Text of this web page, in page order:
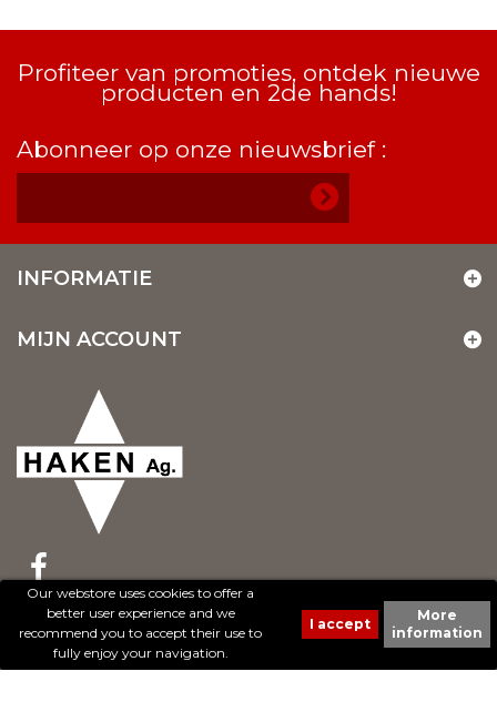
Our webstore uses cookies to offer a
better user experience and we
recommend you to accept their use to
fully enjoy your navigation.
More
information
Profiteer van promoties, ontdek nieuwe
producten en 2de hands!
Abonneer op onze nieuwsbrief :
INFORMATIE
MIJN ACCOUNT
© 2017 - Cheval Liberté. Tous droits réservés.
Création de sites Internet | ProduWeb